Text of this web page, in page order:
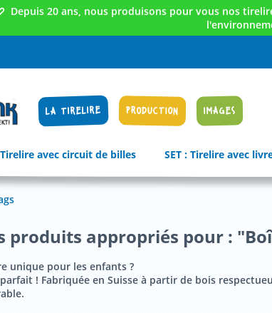
Depuis 20 ans, nous produisons pour vous nos
LA TIRELIRE PRODUCTION IMAGES
avec circuit de billes SET : Tirelire avec
produits appropriés pour :
unique pour les enfants ?
! Fabriquée en Suisse à partir de bois